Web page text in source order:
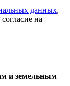
данных,
на
и земельным